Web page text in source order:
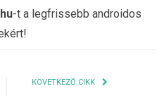
-t a legfrissebb androidos
KÖVETKEZŐ CIKK